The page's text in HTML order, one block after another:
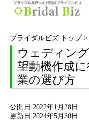
ブライダルビズ トップ>
ウェディン
望動機作成
業の選び方
公開日:2022年1月28日
更新日:2024年5月30日